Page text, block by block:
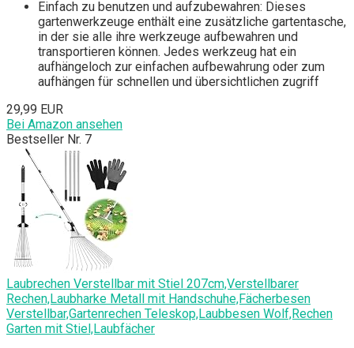
Einfach zu benutzen und aufzubewahren: Dieses
gartenwerkzeuge enthält eine zusätzliche gartentasche,
in der sie alle ihre werkzeuge aufbewahren und
transportieren können. Jedes werkzeug hat ein
aufhängeloch zur einfachen aufbewahrung oder zum
aufhängen für schnellen und übersichtlichen zugriff
29,99 EUR
Bei Amazon ansehen
Bestseller Nr. 7
Laubrechen Verstellbar mit Stiel 207cm,Verstellbarer
Rechen,Laubharke Metall mit Handschuhe,Fächerbesen
Verstellbar,Gartenrechen Teleskop,Laubbesen Wolf,Rechen
Garten mit Stiel,Laubfächer